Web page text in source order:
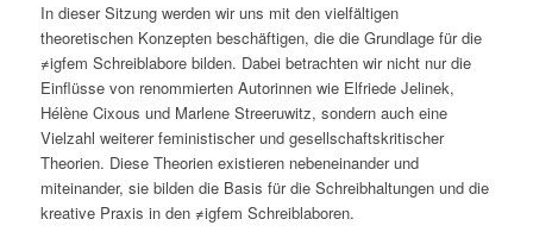
In dieser Sitzung werden wir uns mit den vielfältigen
theoretischen Konzepten beschäftigen, die die Grundlage für die
≠igfem Schreiblabore bilden. Dabei betrachten wir nicht nur die
Einflüsse von renommierten Autorinnen wie Elfriede Jelinek,
Hélène Cixous und Marlene Streeruwitz, sondern auch eine
Vielzahl weiterer feministischer und gesellschaftskritischer
Theorien. Diese Theorien existieren nebeneinander und
miteinander, sie bilden die Basis für die Schreibhaltungen und die
kreative Praxis in den ≠igfem Schreiblaboren.